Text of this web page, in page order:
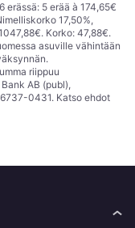
erässä: 5 erää à 174,65€
17,50%,
Korko: 47,88€.
asuville vähintään
riippuu
AB (publ),
0431. Katso ehdot